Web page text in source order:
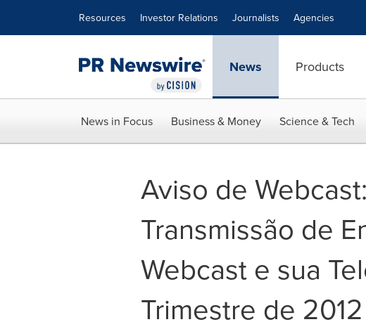
Resources Investor Relations Journalists Agencies
News Products
News in Focus Business & Money Science & Tech
Aviso de
Transmissão de
Webcast e sua
Trimestre de 2012